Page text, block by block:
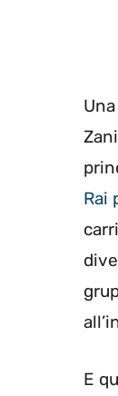
Rai
E